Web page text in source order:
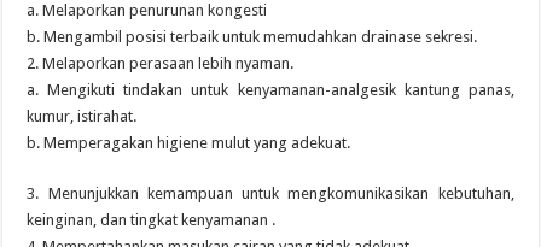
a. Melaporkan penurunan kongesti
b. Mengambil posisi terbaik untuk memudahkan drainase sekresi.
2. Melaporkan perasaan lebih nyaman.
a. Mengikuti tindakan untuk kenyamanan-analgesik kantung panas,
kumur, istirahat.
b. Memperagakan higiene mulut yang adekuat.
3. Menunjukkan kemampuan untuk mengkomunikasikan kebutuhan,
keinginan, dan tingkat kenyamanan .